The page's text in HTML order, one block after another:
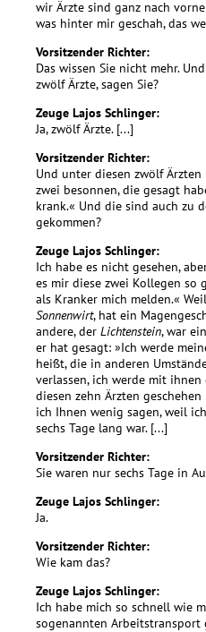
wir Ärzte sind ganz nach
was hinter mir geschah, das
Vorsitzender Richter:
Das wissen Sie nicht mehr.
zwölf Ärzte, sagen Sie?
Zeuge Lajos Schlinger:
Ja, zwölf Ärzte. [...]
Vorsitzender Richter:
Und unter diesen zwölf Ärzten
zwei besonnen, die gesagt
krank.« Und die sind auch zu
gekommen?
Zeuge Lajos Schlinger:
Ich habe es nicht gesehen,
es mir diese zwei Kollegen so
als Kranker mich melden.«
Sonnenwirt, hat ein
andere, der Lichtenstein, war
er hat gesagt: »Ich werde
heißt, die in anderen
verlassen, ich werde mit ihnen
diesen zehn Ärzten
ich Ihnen wenig sagen, weil
sechs Tage lang war. [...]
Vorsitzender Richter:
Sie waren nur sechs Tage in
Zeuge Lajos Schlinger:
Ja.
Vorsitzender Richter:
Wie kam das?
Zeuge Lajos Schlinger:
Ich habe mich so schnell wie
sogenannten Arbeitstransport